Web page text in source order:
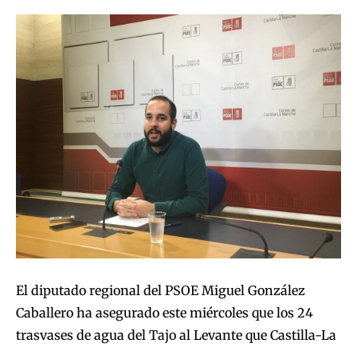
El diputado regional del PSOE Miguel González
Caballero ha asegurado este miércoles que los 24
trasvases de agua del Tajo al Levante que Castilla-La